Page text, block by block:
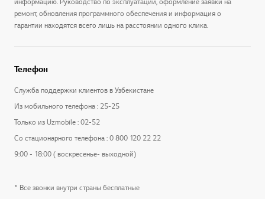
ремонт, обновления программного обеспечения и информация о
гарантии находятся всего лишь на расстоянии одного клика.
Телефон
Служба поддержки клиентов в Узбекистане
Из мобильного телефона : 25-25
Только из Uzmobile : 02-52
Со стационарного телефона : 0 800 120 22 22
9:00 - 18:00 ( воскресенье- выходной)
* Все звонки внутри страны бесплатные